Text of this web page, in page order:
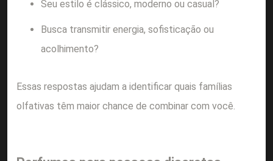
Seu estilo é clássico, moderno ou casual?
Busca transmitir energia, sofisticação ou
acolhimento?
Essas respostas ajudam a identificar quais famílias
olfativas têm maior chance de combinar com você.